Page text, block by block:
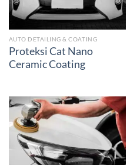
AUTO DETAILING & COATING
Proteksi Cat Nano
Ceramic Coating